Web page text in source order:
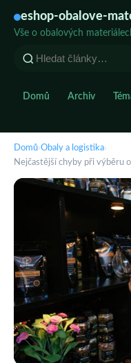
eshop-obalove-
Vše o obalových
Domů Archiv
Domů›Obaly a logistika›
Nejčastější chyby při výběru